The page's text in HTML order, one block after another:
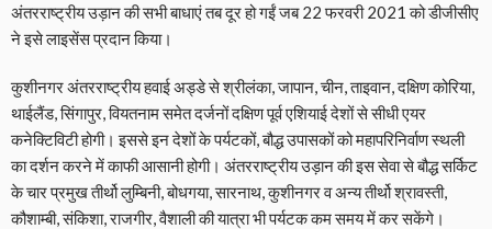
अंतरराष्ट्रीय उड़ान की सभी बाधाएं तब दूर हो गईं जब 22 फरवरी 2021 को डीजीसीए
ने इसे लाइसेंस प्रदान किया।
कुशीनगर अंतरराष्ट्रीय हवाई अड्डे से श्रीलंका, जापान, चीन, ताइवान, दक्षिण कोरिया,
थाईलैंड, सिंगापुर, वियतनाम समेत दर्जनों दक्षिण पूर्व एशियाई देशों से सीधी एयर
कनेक्टिविटी होगी। इससे इन देशों के पर्यटकों, बौद्ध उपासकों को महापरिनिर्वाण स्थली
का दर्शन करने में काफी आसानी होगी। अंतरराष्ट्रीय उड़ान की इस सेवा से बौद्ध सर्किट
के चार प्रमुख तीर्थो लुम्बिनी, बोधगया, सारनाथ, कुशीनगर व अन्य तीर्थो श्रावस्ती,
कौशाम्बी, संकिशा, राजगीर, वैशाली की यात्रा भी पर्यटक कम समय में कर सकेंगे।